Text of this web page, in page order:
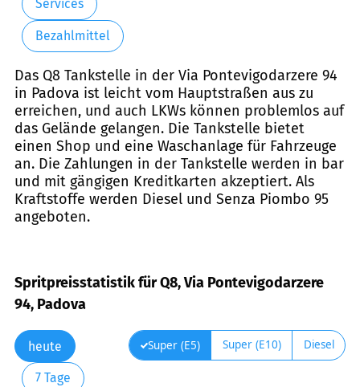
Services
Bezahlmittel
Das Q8 Tankstelle in der Via Pontevigodarzere 94
in Padova ist leicht vom Hauptstraßen aus zu
erreichen, und auch LKWs können problemlos auf
das Gelände gelangen. Die Tankstelle bietet
einen Shop und eine Waschanlage für Fahrzeuge
an. Die Zahlungen in der Tankstelle werden in bar
und mit gängigen Kreditkarten akzeptiert. Als
Kraftstoffe werden Diesel und Senza Piombo 95
angeboten.
Spritpreisstatistik für Q8, Via Pontevigodarzere
94, Padova
heute
7 Tage
Super (E5) Super (E10) Diesel